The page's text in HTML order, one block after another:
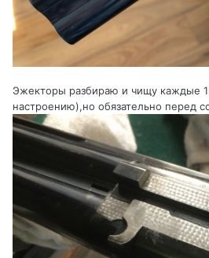
Эжекторы разбираю и чищу каждые
настроению),но обязательно перед